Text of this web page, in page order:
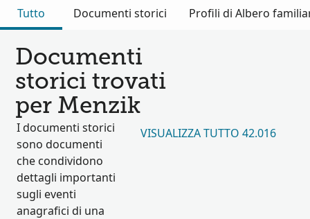
Tutto
Documenti storici Profili di Albero
Documenti
storici trovati
per Menzik
I documenti storici
sono documenti
che condividono
dettagli importanti
sugli eventi
anagrafici di una
VISUALIZZA TUTTO 42.016